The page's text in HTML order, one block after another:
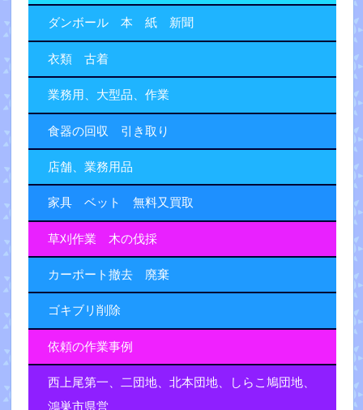
ダンボール 本 紙 新聞
衣類 古着
業務用、大型品、作業
食器の回収 引き取り
店舗、業務用品
家具 ベット 無料又買取
草刈作業 木の伐採
カーポート撤去 廃棄
ゴキブリ削除
依頼の作業事例
西上尾第一、二団地、北本団地、しらこ鳩団地、
鴻巣市県営